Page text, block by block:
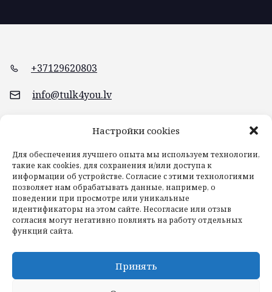
Настройки cookies
Для обеспечения лучшего опыта мы используем технологии,
такие как cookies, для сохранения и/или доступа к
информации об устройстве. Согласие с этими технологиями
позволяет нам обрабатывать данные, например, о
поведении при просмотре или уникальные
идентификаторы на этом сайте. Несогласие или отзыв
согласия могут негативно повлиять на работу отдельных
функций сайта.
Принять
+37129620803
info@tulk4you.lv